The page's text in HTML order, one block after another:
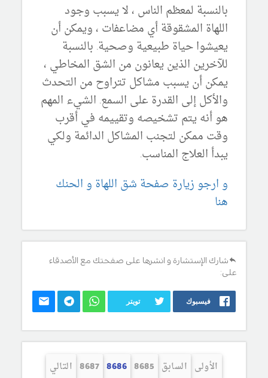
بالنسبة لمعظم الناس ، لا يسبب وجود
اللهاة المشقوقة أي مضاعفات ، ويمكن أن
يعيشوا حياة طبيعية وصحية. بالنسبة
للآخرين الذين يعانون من الشق المخاطي ،
يمكن أن يسبب مشاكل تتراوح من التحدث
والأكل إلى القدرة على السمع. الشيء المهم
هو أنه يتم تشخيصه وتقييمه في أقرب
وقت ممكن لتجنب المشاكل الدائمة ولكي
يبدأ العلاج المناسب.
و ارجو زيارة صفحة شق اللهاة و الحنك
هنا
شارك الإستشارة و انشرها على صفحتك مع الأصدقاء
على:
فيسبوك تويتر
الأولى السابق 8685
8686
8687 التالي